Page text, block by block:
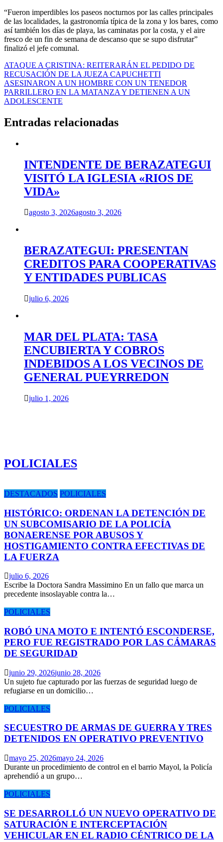
“Fueron imperdibles los paseos nocturnos por las calles principales
de las localidades, la gastronomía típica de la zona y los bares, como
así también los días de playa, las caminatas por la costa, y el aire
fresco de un fin de semana de descanso que se supo disfrutar”
finalizó el jefe comunal.
Navegación
de
entradas
ATAQUE A CRISTINA: REITERARÁN EL PEDIDO DE
RECUSACIÓN DE LA JUEZA CAPUCHETTI
ASESINARON A UN HOMBRE CON UN TENEDOR
PARRILLERO EN LA MATANZA Y DETIENEN A UN
ADOLESCENTE
Entradas relacionadas
INTENDENTE DE BERAZATEGUI
VISITÓ LA IGLESIA «RIOS DE
VIDA»
agosto 3, 2026agosto 3, 2026
BERAZATEGUI: PRESENTAN
CREDITOS PARA COOPERATIVAS
Y ENTIDADES PUBLICAS
julio 6, 2026
MAR DEL PLATA: TASA
ENCUBIERTA Y COBROS
INDEBIDOS A LOS VECINOS DE
GENERAL PUEYRREDON
julio 1, 2026
POLICIALES
DESTACADOS POLICIALES
HISTÓRICO: ORDENAN LA DETENCIÓN DE
UN SUBCOMISARIO DE LA POLICÍA
BONAERENSE POR ABUSOS Y
HOSTIGAMIENTO CONTRA EFECTIVAS DE
LA FUERZA
julio 6, 2026
Escribe la Doctora Sandra Massimino En un fallo que marca un
precedente insoslayable contra la…
POLICIALES
ROBÓ UNA MOTO E INTENTÓ ESCONDERSE,
PERO FUE REGISTRADO POR LAS CÁMARAS
DE SEGURIDAD
junio 29, 2026junio 28, 2026
Un sujeto fue capturado por las fuerzas de seguridad luego de
refugiarse en un domicilio…
POLICIALES
SECUESTRO DE ARMAS DE GUERRA Y TRES
DETENIDOS EN OPERATIVO PREVENTIVO
mayo 25, 2026mayo 24, 2026
Durante un procedimiento de control en el barrio Mayol, la Policía
aprehendió a un grupo…
POLICIALES
SE DESARROLLÓ UN NUEVO OPERATIVO DE
SATURACIÓN E INTERCEPTACIÓN
VEHICULAR EN EL RADIO CÉNTRICO DE LA